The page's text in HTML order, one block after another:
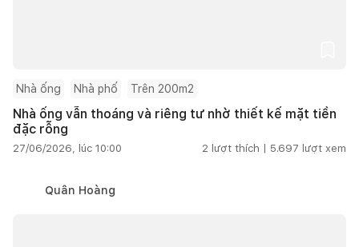
Nhà ống Nhà phố Trên 200m2
Nhà ống vẫn thoáng và riêng tư nhờ thiết kế mặt tiền
đặc rỗng
27/06/2026, lúc 10:00 2 lượt thích | 5.697 lượt xem
Quân Hoàng